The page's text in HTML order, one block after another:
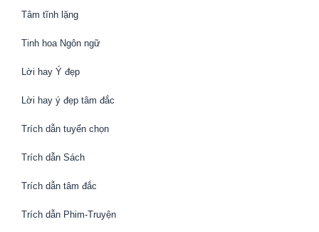
Tâm tĩnh lặng
Tinh hoa Ngôn ngữ
Lời hay Ý đẹp
Lời hay ý đẹp tâm đắc
Trích dẫn tuyển chọn
Trích dẫn Sách
Trích dẫn tâm đắc
Trích dẫn Phim-Truyện